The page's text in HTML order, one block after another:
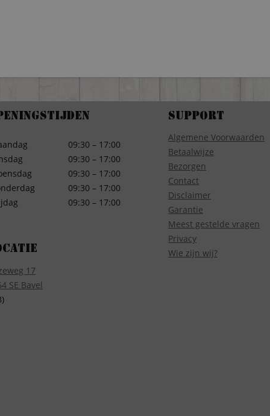
09:30 – 17:00
09:30 – 17:00
09:30 – 17:00
09:30 – 17:00
09:30 – 17:00
17
SE Bavel
Support
Algemene Voorwaarden
Betaalwijze
Bezorgen
Contact
Disclaimer
Garantie
Meest gestelde vragen
Privacy
Wie zijn wij?